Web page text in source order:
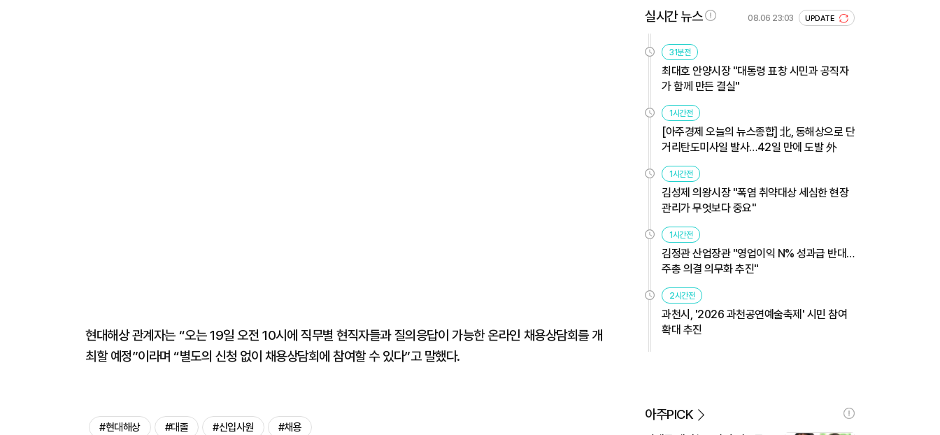
현대해상 관계자는 “오는 19일 오전 10시에 직무별 현직자들과 질의응답이 가능한 온라인 채용상담회를 개
최할 예정”이라며 “별도의 신청 없이 채용상담회에 참여할 수 있다”고 말했다.
#현대해상 #대졸 #신입사원 #채용
실시간 뉴스 08.06 23:03 UPDATE
31분전
최대호 안양시장 "대통령 표창 시민과 공직자
가 함께 만든 결실"
1시간전
[아주경제 오늘의 뉴스종합] 北, 동해상으로 단
거리탄도미사일 발사…42일 만에 도발 外
1시간전
김성제 의왕시장 "폭염 취약대상 세심한 현장
관리가 무엇보다 중요"
1시간전
김정관 산업장관 "영업이익 N% 성과급 반대…
주총 의결 의무화 추진"
2시간전
과천시, '2026 과천공연예술축제' 시민 참여
확대 추진
아주PICK